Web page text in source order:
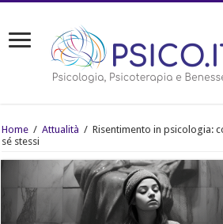
Home / Attualità / Risentimento in psicologia:
sé stessi